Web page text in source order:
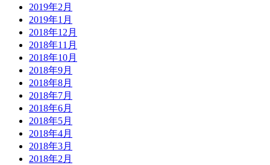
2019年2月
2019年1月
2018年12月
2018年11月
2018年10月
2018年9月
2018年8月
2018年7月
2018年6月
2018年5月
2018年4月
2018年3月
2018年2月